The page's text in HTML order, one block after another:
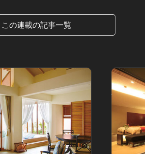
この連載の記事一覧